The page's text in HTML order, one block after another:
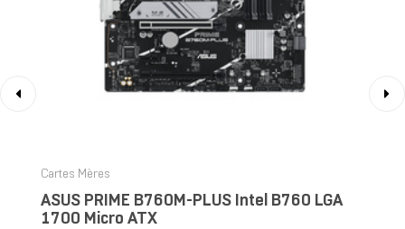
Cartes Mères
ASUS PRIME B760M-PLUS Intel B760 LGA
1700 Micro ATX